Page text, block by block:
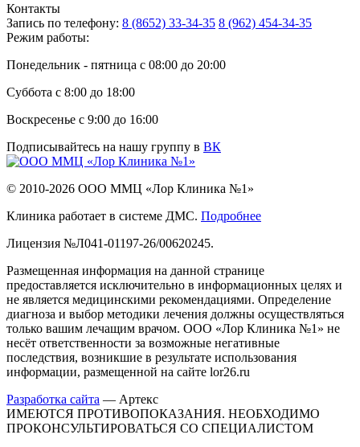
Контакты
Запись по телефону: 8 (8652) 33-34-35 8 (962) 454-34-35
Режим работы:
Понедельник - пятница с 08:00 до 20:00
Суббота с 8:00 до 18:00
Воскресенье с 9:00 до 16:00
Подписывайтесь на нашу группу в ВК
© 2010-2026 ООО ММЦ «Лор Клиника №1»
Клиника работает в системе ДМС. Подробнее
Лицензия №Л041-01197-26/00620245.
Размещенная информация на данной странице
предоставляется исключительно в информационных целях и
не является медицинскими рекомендациями. Определение
диагноза и выбор методики лечения должны осуществляться
только вашим лечащим врачом. ООО «Лор Клиника №1» не
несёт ответственности за возможные негативные
последствия, возникшие в результате использования
информации, размещенной на сайте lor26.ru
Разработка сайта — Артекс
ИМЕЮТСЯ ПРОТИВОПОКАЗАНИЯ. НЕОБХОДИМО
ПРОКОНСУЛЬТИРОВАТЬСЯ СО СПЕЦИАЛИСТОМ